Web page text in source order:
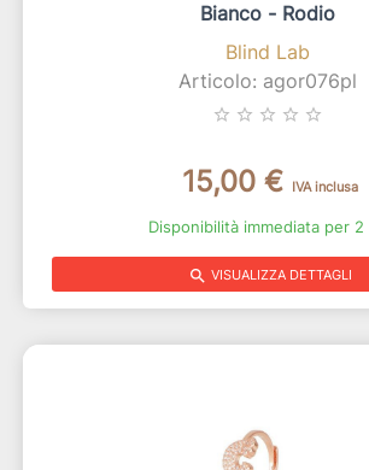
Bianco - Rodio
Blind Lab
Articolo: agor076pl
star_border star_border star_border star_border star_border
15,00 € IVA inclusa
Disponibilità immediata per 2
search VISUALIZZA DETTAGLI